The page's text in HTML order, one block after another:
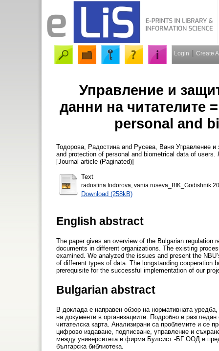
Login Create
Управление и
данни на читателите
personal and
Тодорова, Радостина and Русева, Ваня Управление и
and protection of personal and biometrical data of users.
[Journal article (Paginated)]
Text
radostina todorova, vania ruseva_BIK_Godishnik
Download (258kB)
English abstract
The paper gives an overview of the Bulgarian regulation
documents in different organizations. The existing
examined. We analyzed the issues and present the
of different types of data. The longstanding cooperation
prerequisite for the successful implementation of our
Bulgarian abstract
В доклада е направен обзор на нормативната
на документи в организациите. Подробно е
читателска карта. Анализирани са проблемите и се
цифрово издаване, подписване, управление и
между университета и фирма Булсист -БГ ООД е
българска библиотека.